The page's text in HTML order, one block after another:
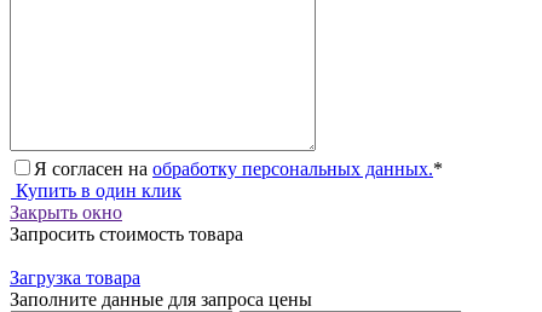
Я согласен на обработку персональных данных.*
Купить в один клик
Закрыть окно
Запросить стоимость товара
Загрузка товара
Заполните данные для запроса цены